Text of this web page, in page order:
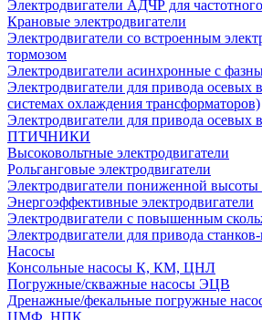
Электродвигатели АДЧР для
Крановые электродвигатели
Электродвигатели со встроенным
тормозом
Электродвигатели асинхронные с
Электродвигатели для привода осевых
системах охлаждения трансформаторов)
Электродвигатели для привода осевых
ПТИЧНИКИ
Высоковольтные электродвигатели
Рольганговые электродвигатели
Электродвигатели пониженной высоты
Энергоэффективные электродвигатели
Электродвигатели с повышенным
Электродвигатели для привода станков-
Насосы
Консольные насосы К, КМ, ЦНЛ
Погружные/скважные насосы ЭЦВ
Дренажные/фекальные погружные
ЦМФ, НПК